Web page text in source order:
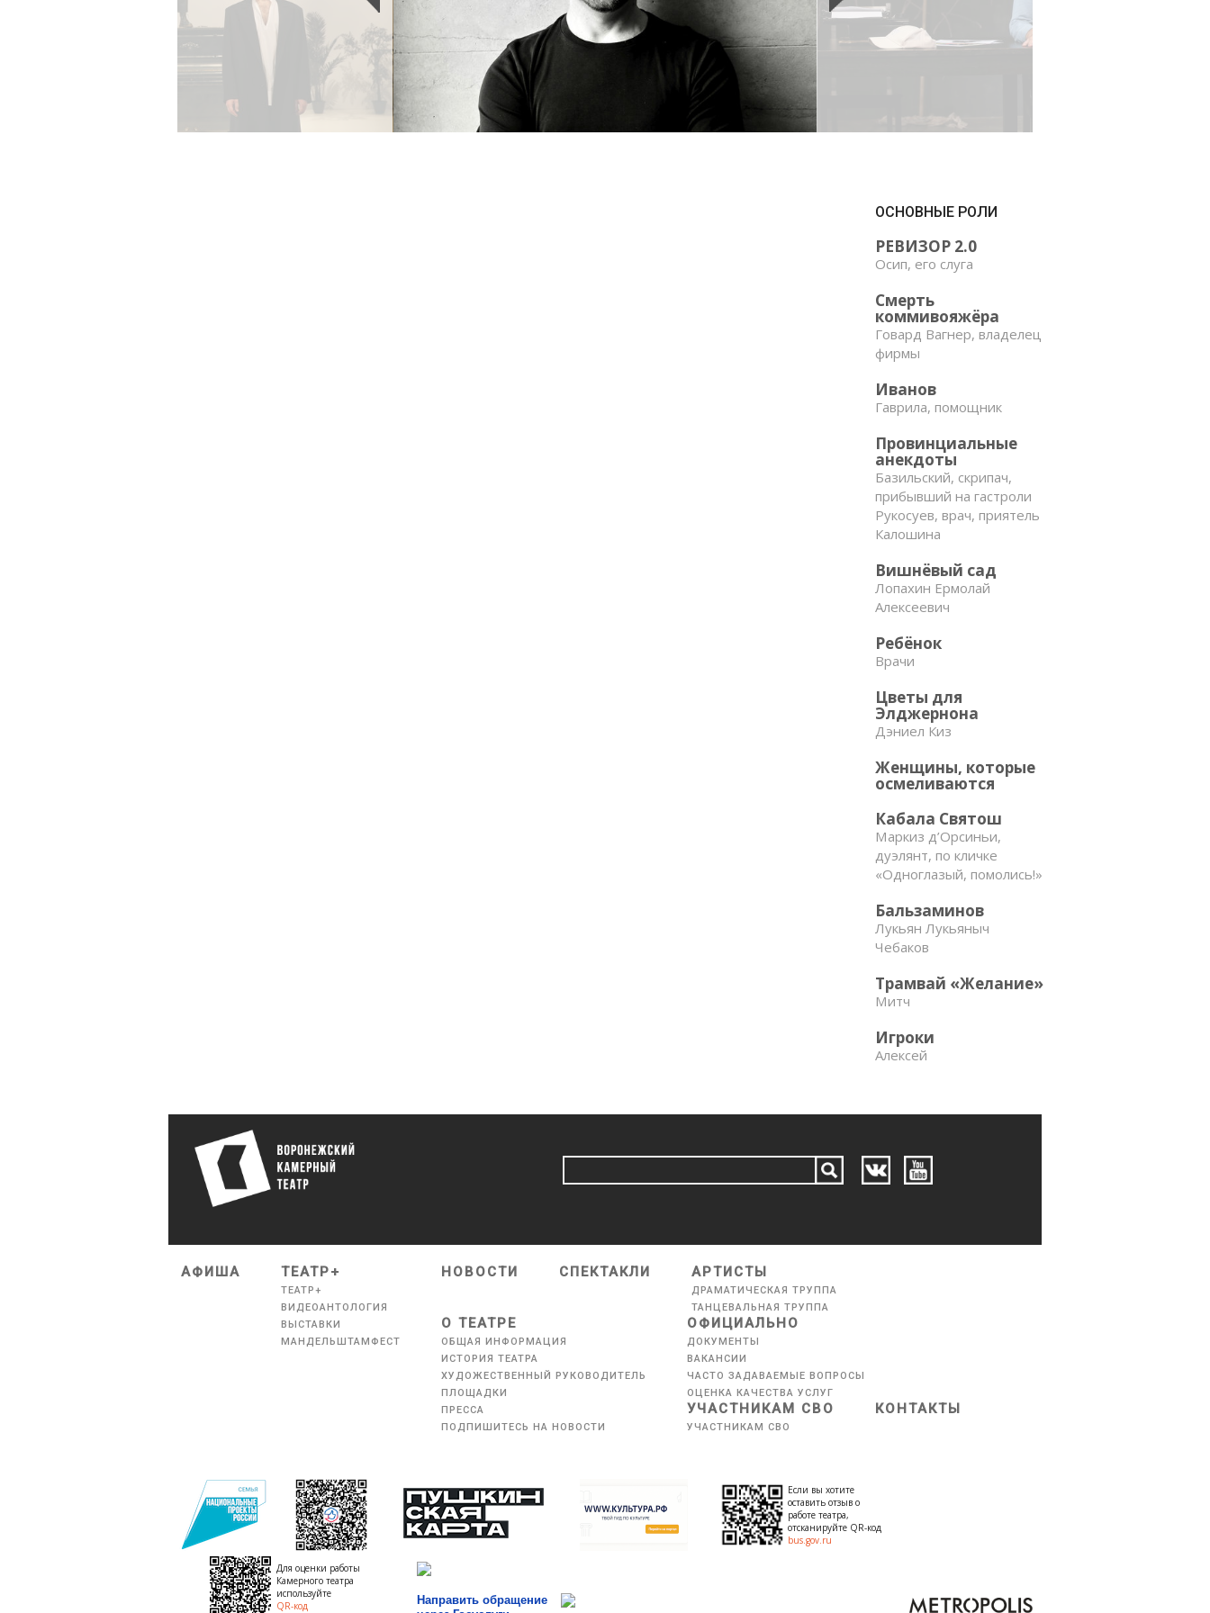
ОСНОВНЫЕ РОЛИ
РЕВИЗОР 2.0
Осип, его слуга
Смерть
коммивояжёра
Говард Вагнер, владелец
фирмы
Иванов
Гаврила, помощник
Провинциальные
анекдоты
Базильский, скрипач,
прибывший на гастроли
Рукосуев, врач, приятель
Калошина
Вишнёвый сад
Лопахин Ермолай
Алексеевич
Ребёнок
Врачи
Цветы для
Элджернона
Дэниел Киз
Женщины, которые
осмеливаются
Кабала Святош
Маркиз д’Орсиньи,
дуэлянт, по кличке
«Одноглазый, помолись!»
Бальзаминов
Лукьян Лукьяныч
Чебаков
Трамвай «Желание»
Митч
Игроки
Алексей
АФИША ТЕАТР+
ТЕАТР+
ВИДЕОАНТОЛОГИЯ
ВЫСТАВКИ
МАНДЕЛЬШТАМФЕСТ
НОВОСТИ СПЕКТАКЛИ АРТИСТЫ
ДРАМАТИЧЕСКАЯ ТРУППА
ТАНЦЕВАЛЬНАЯ ТРУППА
О ТЕАТРЕ
ОБЩАЯ ИНФОРМАЦИЯ
ИСТОРИЯ ТЕАТРА
ХУДОЖЕСТВЕННЫЙ РУКОВОДИТЕЛЬ
ПЛОЩАДКИ
ПРЕССА
ПОДПИШИТЕСЬ НА НОВОСТИ
ОФИЦИАЛЬНО
ДОКУМЕНТЫ
ВАКАНСИИ
ЧАСТО ЗАДАВАЕМЫЕ ВОПРОСЫ
ОЦЕНКА КАЧЕСТВА УСЛУГ
УЧАСТНИКАМ СВО
УЧАСТНИКАМ СВО
КОНТАКТЫ
Если вы хотите
оставить отзыв о
работе театра,
отсканируйте QR-код
bus.gov.ru
Для оценки работы
Камерного театра
используйте
QR-код
Направить обращение